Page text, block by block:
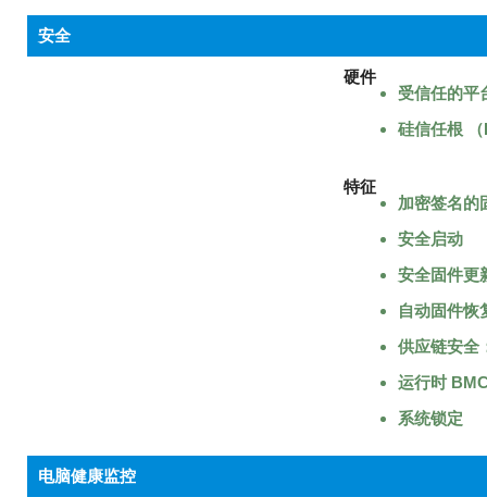
安全
硬件
受信任的平
硅信任根
特征
加密签名的
安全启动
安全固件更
自动固件恢
供应链安全
运行时
系统锁定
电脑健康监控